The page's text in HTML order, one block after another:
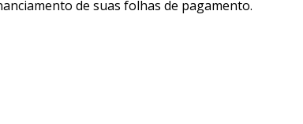
de suas folhas de pagamento.